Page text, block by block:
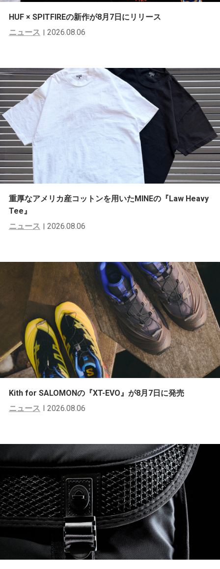
HUF × SPITFIREの新作が8月7日にリリース
ニュース
2026.08.06
重厚なアメリカ産コットンを用いたMINEの『Law Heavy
Tee』
ニュース
2026.08.06
Kith for SALOMONの『XT-EVO』が8月7日に発売
ニュース
2026.08.06